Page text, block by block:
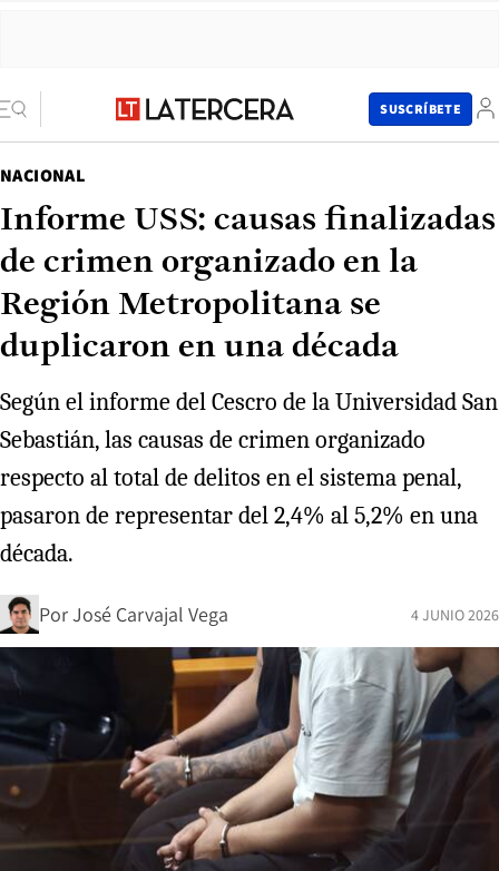
SUSCRÍBETE
NACIONAL
Informe USS: causas finalizadas
de crimen organizado en la
Región Metropolitana se
duplicaron en una década
Según el informe del Cescro de la Universidad San
Sebastián, las causas de crimen organizado
respecto al total de delitos en el sistema penal,
pasaron de representar del 2,4% al 5,2% en una
década.
PorJosé Carvajal Vega 4 JUNIO 2026